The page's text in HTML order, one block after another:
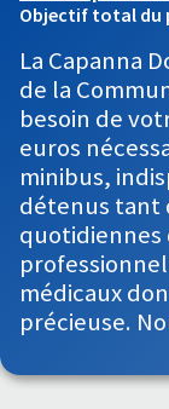
Objectif total du
La Capanna
de la
besoin de
euros
minibus,
détenus tant
quotidiennes
médicaux
précieuse.